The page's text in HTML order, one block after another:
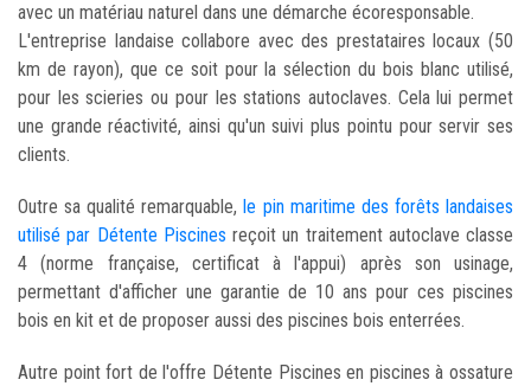
avec un matériau naturel dans une démarche écoresponsable.
L'entreprise landaise collabore avec des prestataires locaux (50
km de rayon), que ce soit pour la sélection du bois blanc utilisé,
pour les scieries ou pour les stations autoclaves. Cela lui permet
une grande réactivité, ainsi qu'un suivi plus pointu pour servir ses
clients.
Outre sa qualité remarquable, le pin maritime des forêts landaises
utilisé par Détente Piscines reçoit un traitement autoclave classe
4 (norme française, certificat à l'appui) après son usinage,
permettant d'afficher une garantie de 10 ans pour ces piscines
bois en kit et de proposer aussi des piscines bois enterrées.
Autre point fort de l'offre Détente Piscines en piscines à ossature